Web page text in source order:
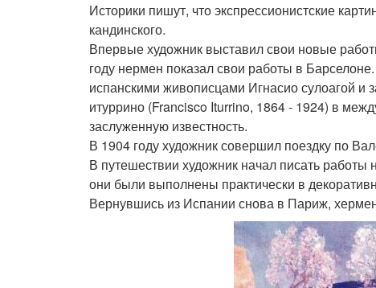
Историки пишут, что экспрессионистские
кандинского.
Впервые художник выставил свои новые
году нермен показал свои работы в
испанскими живописцами Игнасио сулоагой и
итуррино (Francisco Iturrino, 1864 - 1924) в
заслуженную известность.
В 1904 году художник совершил поездку по
В путешествии художник начал писать
они были выполнены практически в
Вернувшись из Испании снова в Париж,